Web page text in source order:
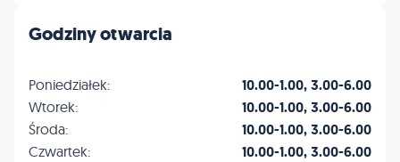
Godziny otwarcia
Poniedziałek: 10.00-1.00, 3.00-6.00
Wtorek: 10.00-1.00, 3.00-6.00
Środa: 10.00-1.00, 3.00-6.00
Czwartek: 10.00-1.00, 3.00-6.00